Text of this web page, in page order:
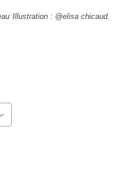
Illustration : @elisa chicaud.